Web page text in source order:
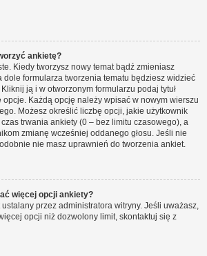
ankietę?
Kiedy tworzysz nowy temat bądź zmieniasz
dole formularza tworzenia tematu będziesz widzieć
ją i w otworzonym formularzu podaj tytuł
Każdą opcję należy wpisać w nowym wierszu
Możesz określić liczbę opcji, jakie użytkownik
trwania ankiety (0 – bez limitu czasowego), a
zmianę wcześniej oddanego głosu. Jeśli nie
nie masz uprawnień do tworzenia ankiet.
więcej opcji ankiety?
przez administratora witryny. Jeśli uważasz,
opcji niż dozwolony limit, skontaktuj się z